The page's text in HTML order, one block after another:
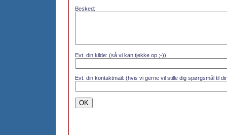
Besked:
Evt. din kilde: (så vi kan tjekke op ;-))
Evt. din kontaktmail: (hvis vi gerne vil stille dig spørgsmål til